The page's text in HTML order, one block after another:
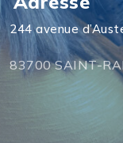
244 avenue
83700 SAINT-